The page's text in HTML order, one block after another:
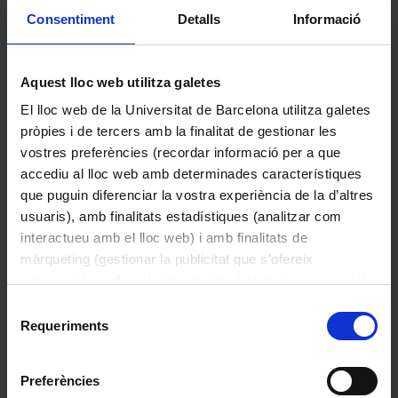
Consentiment Detalls Informació
Aquest lloc web utilitza galetes
El lloc web de la Universitat de Barcelona utilitza galetes
pròpies i de tercers amb la finalitat de gestionar les
vostres preferències (recordar informació per a que
accediu al lloc web amb determinades característiques
que puguin diferenciar la vostra experiència de la d’altres
usuaris), amb finalitats estadístiques (analitzar com
interactueu amb el lloc web) i amb finalitats de
màrqueting (gestionar la publicitat que s’ofereix
consultar laPolítica de galetes del lloc web de la
Requeriments
Preferències
Descripció
Amperímetre analògic de taula fabricat
(resina fenòlica), amb frontal rectangular i
finestra de vidre.
semicircular d 0-7.5A i una agulla
metàl·lica fina. El logotip triangular ETF és
visible a la part inferior esquerra de
l’escala. Número de sèrie 189318.
mesura de corrent, basat en un moviment
Llegir més
Altres peces de la col·lecció